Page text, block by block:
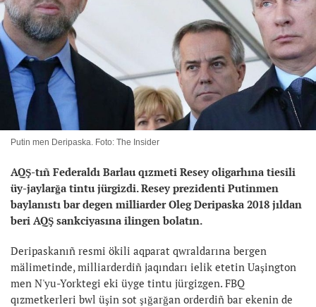
Putin men Deripaska. Foto: The Insider
AQŞ-tıñ Federaldı Barlau qızmeti Resey oligarhına tiesili
üy-jaylarğa tintu jürgizdi. Resey prezidenti Putinmen
baylanıstı bar degen milliarder Oleg Deripaska 2018 jıldan
beri AQŞ sankciyasına ilingen bolatın.
Deripaskanıñ resmi ökili aqparat qwraldarına bergen
mälimetinde, milliarderdiñ jaqındarı ielik etetin Uaşington
men N'yu-Yorktegi eki üyge tintu jürgizgen. FBQ
qızmetkerleri bwl üşin sot şığarğan orderdiñ bar ekenin de